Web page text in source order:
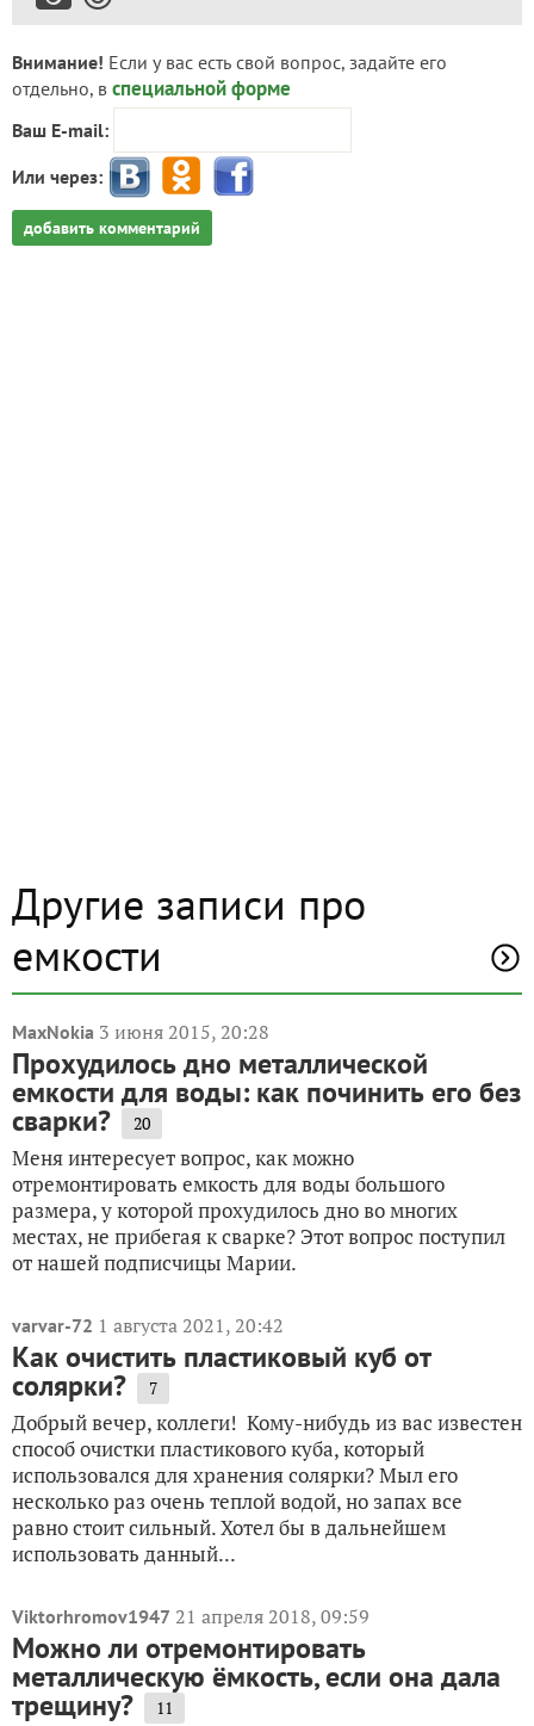
Внимание! Если у вас есть свой вопрос, задайте его
отдельно, в специальной форме
Ваш E-mail:
Или через:
добавить комментарий
Другие записи про
емкости
MaxNokia 3 июня 2015, 20:28
Прохудилось дно металлической
емкости для воды: как починить его без
сварки? 20
Меня интересует вопрос, как можно
отремонтировать емкость для воды большого
размера, у которой прохудилось дно во многих
местах, не прибегая к сварке? Этот вопрос поступил
от нашей подписчицы Марии.
varvar-72 1 августа 2021, 20:42
Как очистить пластиковый куб от
солярки? 7
Добрый вечер, коллеги! Кому-нибудь из вас известен
способ очистки пластикового куба, который
использовался для хранения солярки? Мыл его
несколько раз очень теплой водой, но запах все
равно стоит сильный. Хотел бы в дальнейшем
использовать данный...
Viktorhromov1947 21 апреля 2018, 09:59
Можно ли отремонтировать
металлическую ёмкость, если она дала
трещину? 11